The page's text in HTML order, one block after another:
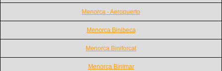
Menorca - Aeropuerto
Menorca Binibeca
Menorca Biniforcat
Menorca Binimar